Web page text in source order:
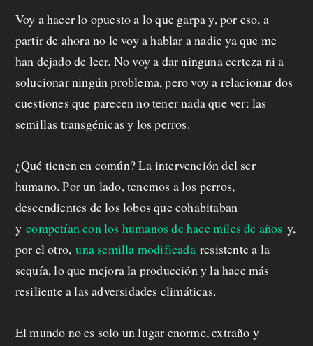
Voy a hacer lo opuesto a lo que garpa y, por eso, a
partir de ahora no le voy a hablar a nadie ya que me
han dejado de leer. No voy a dar ninguna certeza ni a
solucionar ningún problema, pero voy a relacionar dos
cuestiones que parecen no tener nada que ver: las
semillas transgénicas y los perros.
¿Qué tienen en común? La intervención del ser
humano. Por un lado, tenemos a los perros,
descendientes de los lobos que cohabitaban
ycompetían con los humanos de hace miles de años y,
por el otro,una semilla modificadaresistente a la
sequía, lo que mejora la producción y la hace más
resiliente a las adversidades climáticas.
El mundo no es solo un lugar enorme, extraño y